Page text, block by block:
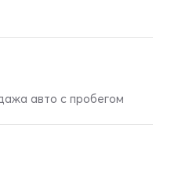
авто с пробегом